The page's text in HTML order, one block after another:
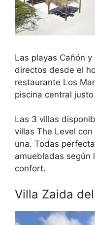
Las playas Cañón
directos desde el
restaurante Los
piscina central
Las 3 villas
villas The Level
una. Todas
amuebladas según
confort.
Villa Zaida